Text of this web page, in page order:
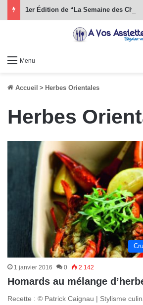
Menu
Accueil > Herbes Orientales
Herbes
1 janvier 2016 0 2 142
Homards au mélange
Recette : © Patrick Caignau | Stylisme